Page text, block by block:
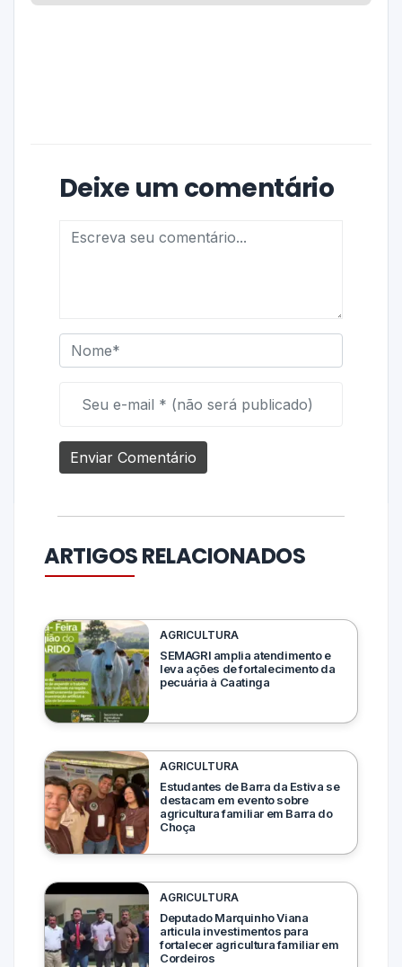
Deixe um comentário
ARTIGOS RELACIONADOS
AGRICULTURA
SEMAGRI amplia atendimento e
leva ações de fortalecimento da
pecuária à Caatinga
AGRICULTURA
Estudantes de Barra da Estiva se
destacam em evento sobre
agricultura familiar em Barra do
Choça
AGRICULTURA
Deputado Marquinho Viana
articula investimentos para
fortalecer agricultura familiar em
Cordeiros